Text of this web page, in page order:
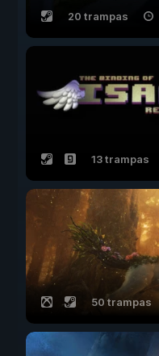
20 trampas
13 trampas
50 trampas